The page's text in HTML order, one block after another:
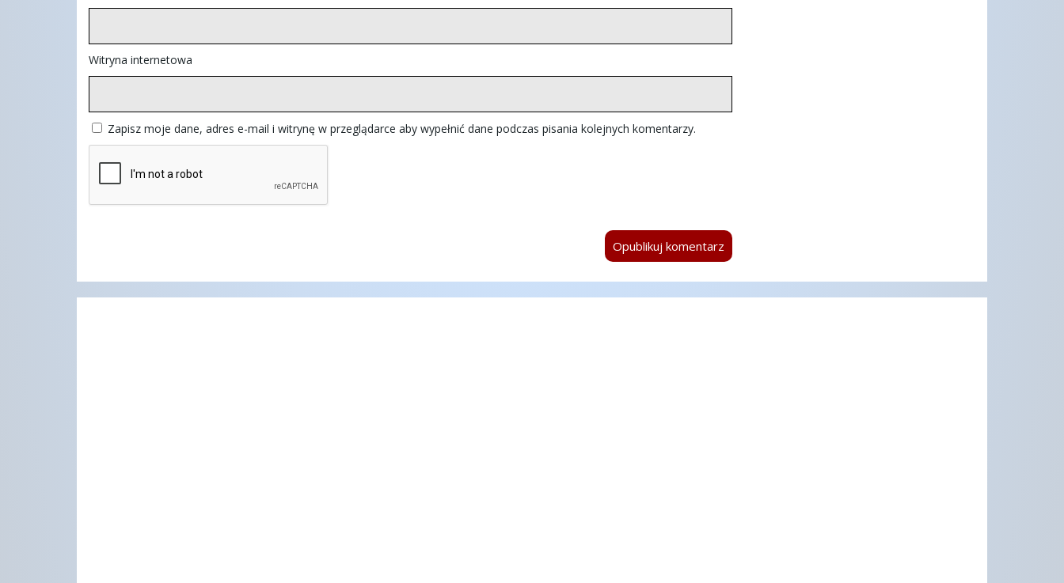
Witryna internetowa
Zapisz moje dane, adres e-mail i witrynę w przeglądarce aby wypełnić dane podczas pisania kolejnych komentarzy.